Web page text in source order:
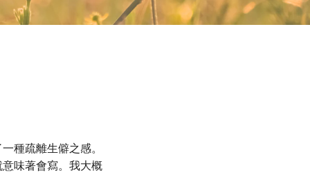
種疏離生僻之感。
味著會寫。我大概